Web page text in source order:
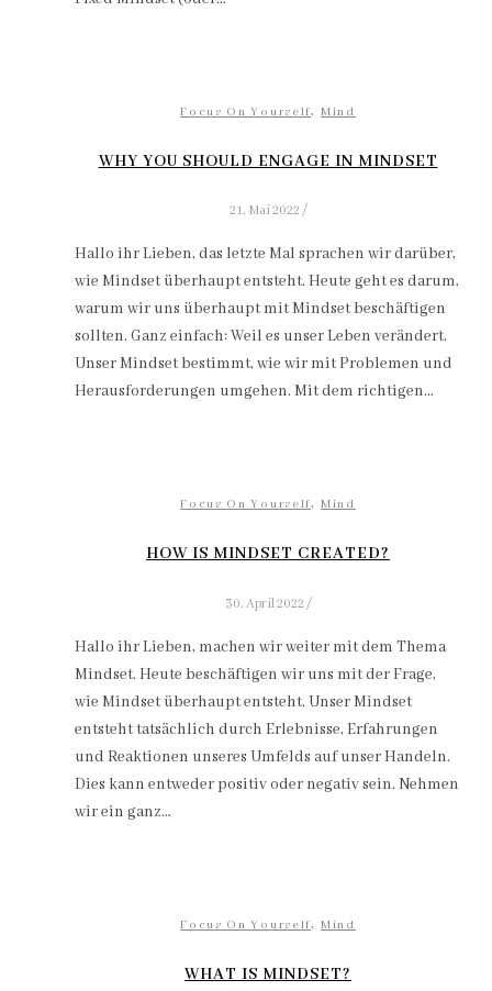
Focus On Yourself,Mind
WHY YOU SHOULD ENGAGE IN MINDSET
21. Mai 2022 /
Hallo ihr Lieben, das letzte Mal sprachen wir darüber,
wie Mindset überhaupt entsteht. Heute geht es darum,
warum wir uns überhaupt mit Mindset beschäftigen
sollten. Ganz einfach: Weil es unser Leben verändert.
Unser Mindset bestimmt, wie wir mit Problemen und
Herausforderungen umgehen. Mit dem richtigen…
Focus On Yourself,Mind
HOW IS MINDSET CREATED?
30. April 2022 /
Hallo ihr Lieben, machen wir weiter mit dem Thema
Mindset. Heute beschäftigen wir uns mit der Frage,
wie Mindset überhaupt entsteht. Unser Mindset
entsteht tatsächlich durch Erlebnisse, Erfahrungen
und Reaktionen unseres Umfelds auf unser Handeln.
Dies kann entweder positiv oder negativ sein. Nehmen
wir ein ganz…
Focus On Yourself,Mind
WHAT IS MINDSET?